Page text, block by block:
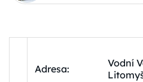
Adresa:
Vodní